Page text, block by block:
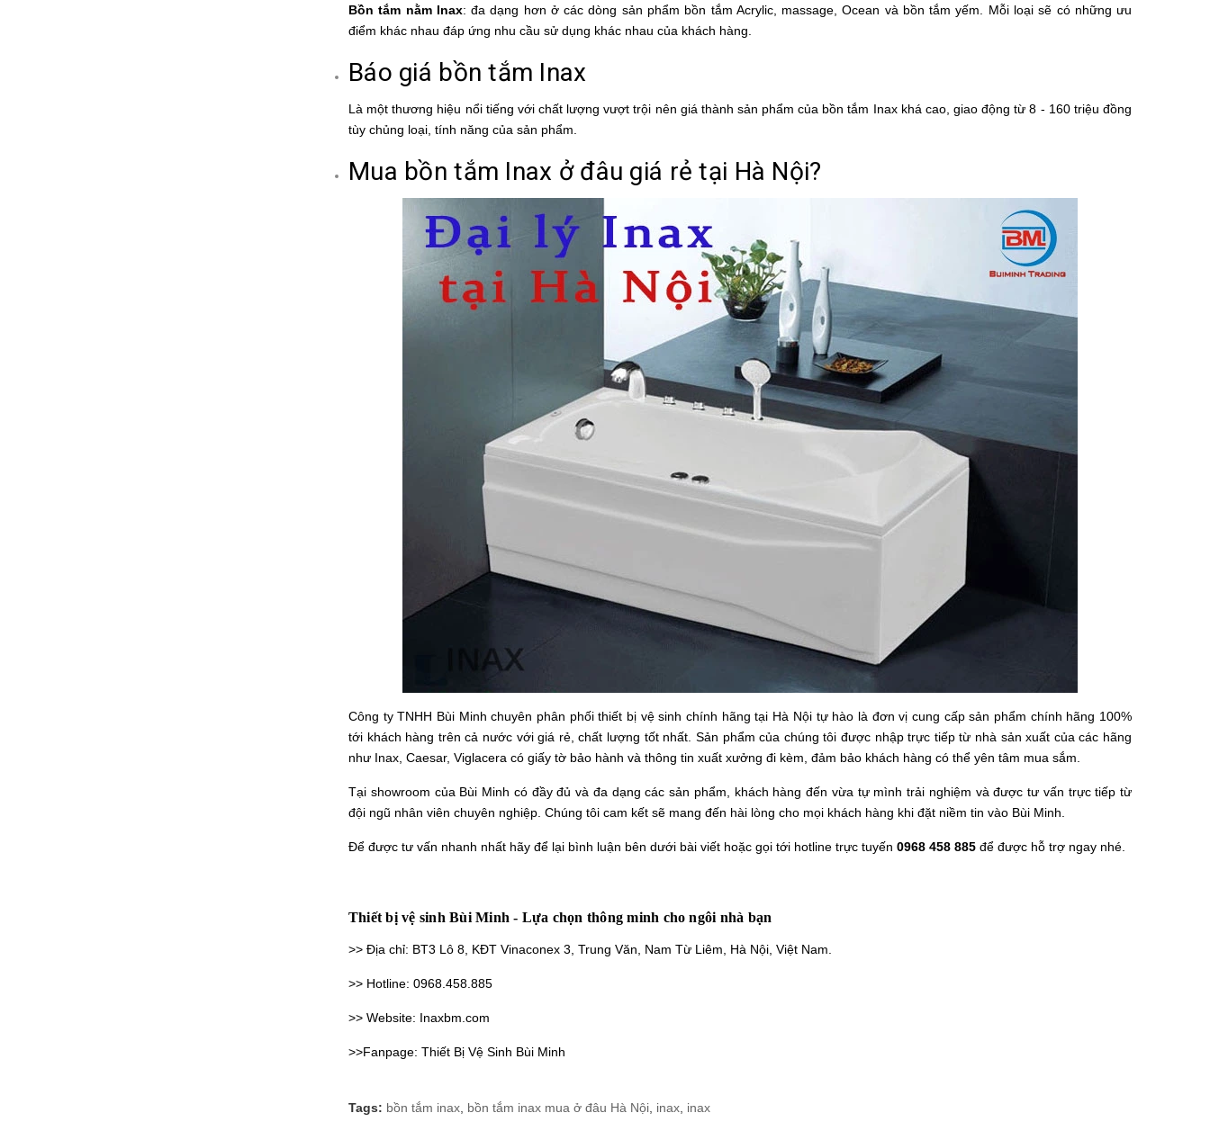
Bồn tắm nằm Inax: đa dạng hơn ở các dòng sản phẩm bồn tắm Acrylic, massage,Ocean và bồn tắm yếm. Mỗi loại sẽ có những ưu
điểm khác nhau đáp ứng nhu cầu sử dụng khác nhau của khách hàng.
Báo giá bồn tắm Inax
Là một thương hiệu nổi tiếng với chất lượng vượt trội nên giá thành sản phẩm của bồn tắm Inax khá cao, giao động từ 8 - 160 triệu đồng
tùy chủng loại, tính năng của sản phẩm.
Mua bồn tắm Inax ở đâu giá rẻ tại Hà Nội?
Công ty TNHH Bùi Minh chuyên phân phối thiết bị vệ sinh chính hãng tại Hà Nội tự hào là đơn vị cung cấp sản phẩm chính hãng 100%
tới khách hàng trên cả nước với giá rẻ, chất lượng tốt nhất. Sản phẩm của chúng tôi được nhập trực tiếp từ nhà sản xuất của các hãng
như Inax, Caesar, Viglacera có giấy tờ bảo hành và thông tin xuất xưởng đi kèm, đảm bảo khách hàng có thể yên tâm mua sắm.
Tại showroom của Bùi Minh có đầy đủ và đa dạng các sản phẩm, khách hàng đến vừa tự mình trải nghiệm và được tư vấn trực tiếp từ
đội ngũ nhân viên chuyên nghiệp. Chúng tôi cam kết sẽ mang đến hài lòng cho mọi khách hàng khi đặt niềm tin vào Bùi Minh.
Để được tư vấn nhanh nhất hãy để lại bình luận bên dưới bài viết hoặc gọi tới hotline trực tuyến 0968 458 885 để được hỗ trợ ngay nhé.
Thiết bị vệ sinh Bùi Minh - Lựa chọn thông minh cho ngôi nhà bạn
>> Địa chỉ: BT3 Lô 8, KĐT Vinaconex 3, Trung Văn, Nam Từ Liêm, Hà Nội, Việt Nam.
>> Hotline: 0968.458.885
>> Website: Inaxbm.com
>>Fanpage: Thiết Bị Vệ Sinh Bùi Minh
Tags: bồn tắm inax, bồn tắm inax mua ở đâu Hà Nội, inax, inax